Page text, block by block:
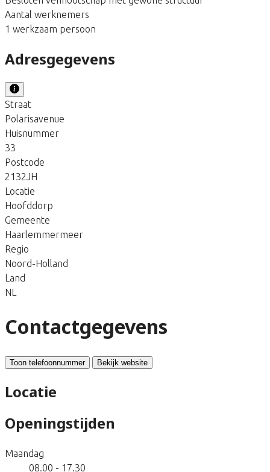
Aantal werknemers
1 werkzaam persoon
Adresgegevens
Straat
Polarisavenue
Huisnummer
33
Postcode
2132JH
Locatie
Hoofddorp
Gemeente
Haarlemmermeer
Regio
Noord-Holland
Land
NL
Contactgegevens
Toon telefoonnummer Bekijk website
Locatie
Openingstijden
Maandag
08.00 - 17.30